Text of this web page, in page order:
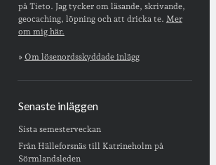
på Tieto. Jag tycker om läsande, skrivande,
geocaching, löpning och att dricka te. Mer
om mig här.
» Om lösenordsskyddade inlägg
Senaste inläggen
Sista semesterveckan
Från Hälleforsnäs till Katrineholm på
Sörmlandsleden